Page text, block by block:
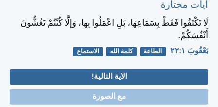
ايات مختارة
لَا تَكْتَفُوا فَقَطْ بِسَمَاعِهَا، بَلِ اعْمَلُوا بِها، وَإلَّا كُنْتُمْ تَغُشُّونَ
أَنْفُسَكُمْ.
يَعْقُوبَ ١:‏٢٢ الطاعة كلمة الله الاستماع
الاية التالية!
مع الصورة